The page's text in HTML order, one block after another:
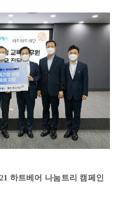
하트베어 나눔트리 캠페인